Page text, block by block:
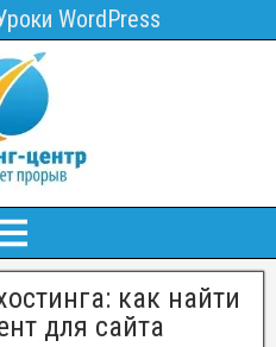
WordPress
как найти
для сайта